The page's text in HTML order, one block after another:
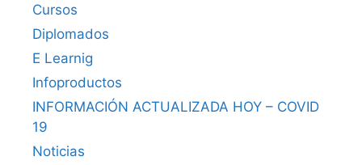
Cursos
Diplomados
E Learnig
Infoproductos
INFORMACIÓN ACTUALIZADA HOY – COVID
19
Noticias